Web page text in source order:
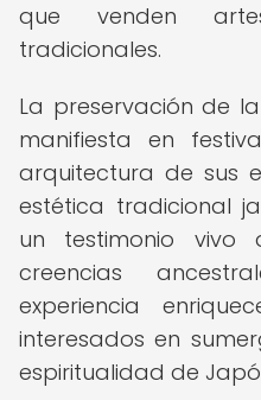
que venden
tradicionales.
La preservación de
manifiesta en
arquitectura de sus
estética tradicional
un testimonio vivo
creencias
experiencia
interesados en
espiritualidad de